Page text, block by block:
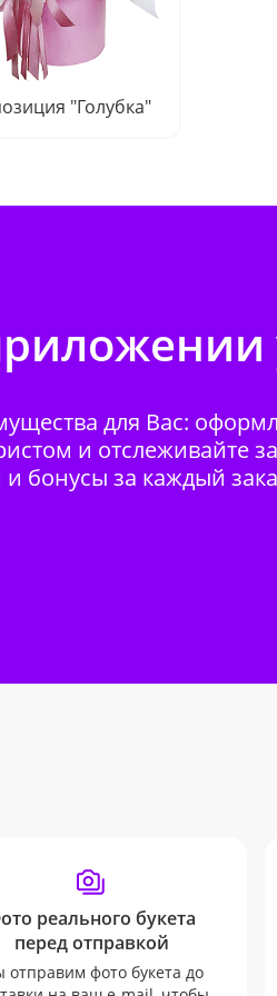
"Голубка"
для Вас:
и отслеживайте
и бонусы за каждый
реального букета
перед отправкой
фото букета до